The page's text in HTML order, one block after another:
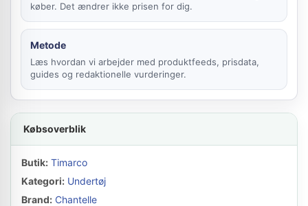
køber. Det ændrer ikke prisen for dig.
Metode
Læs hvordan vi arbejder med produktfeeds, prisdata,
guides og redaktionelle vurderinger.
Købsoverblik
Butik: Timarco
Kategori: Undertøj
Brand: Chantelle